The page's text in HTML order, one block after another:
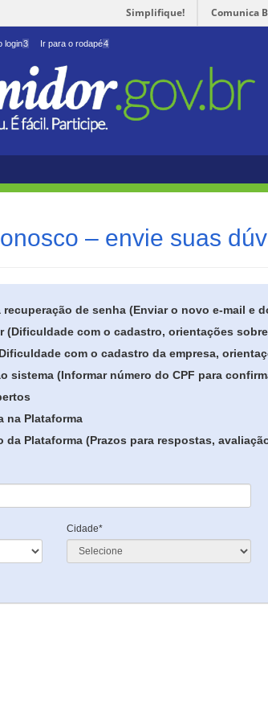
Simplifique! Comunica
login3 Ir para o rodapé4
– envie suas
recuperação de senha (Enviar o novo e-mail e
(Dificuldade com o cadastro, orientações
com o cadastro da empresa,
sistema (Informar número do CPF para
na Plataforma
Plataforma (Prazos para respostas,
Cidade*